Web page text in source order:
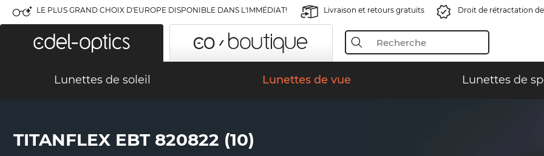
LE PLUS GRAND CHOIX D'EUROPE DISPONIBLE DANS L'IMMÉDIAT! Livraison et retours gratuits Droit de rétractation
Lunettes de soleil Lunettes de vue Lunettes de
TITANFLEX EBT 820822 (10)